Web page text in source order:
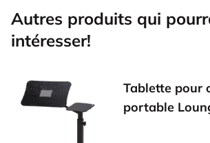
Autres produits qui
intéresser!
Tablette pour
portable